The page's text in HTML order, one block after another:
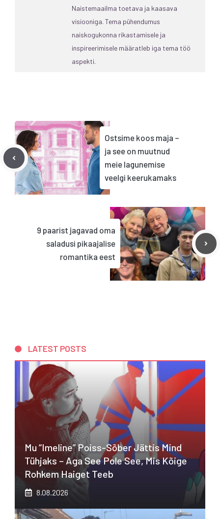
Naistemaailma toetava ja kaasava
visiooniga. Tema pühendumus
naiskogukonna rikastamisele ja
inspireerimisele määratleb iga tema töö
aspekti.
Ostsime koos maja –
ja see on muutnud
meie lagunemise
veelgi keerukamaks
9 paarist jagavad oma
saladusi pikaajalise
romantika eest
LATEST POSTS
Mu “imeline” Poiss-Sõber Jättis Mind
Tühjaks – Aga See Pole See, Mis Kõige
Rohkem Haiget Teeb
8.08.2026